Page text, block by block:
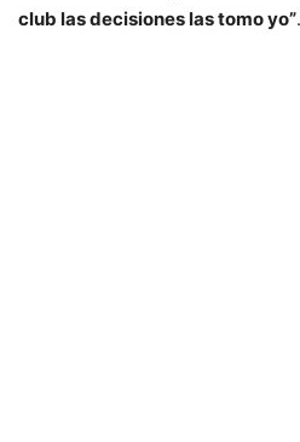
club las decisiones las tomo yo”.